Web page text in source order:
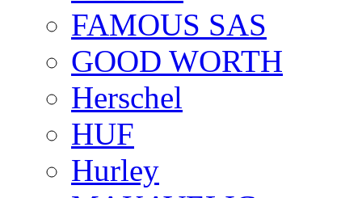
FAMOUS SAS
GOOD WORTH
Herschel
HUF
Hurley